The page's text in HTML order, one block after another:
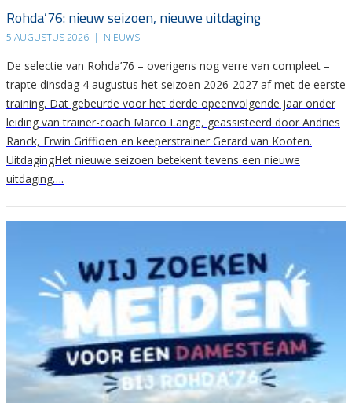
Rohda’76: nieuw seizoen, nieuwe uitdaging
5 AUGUSTUS 2026 | NIEUWS
De selectie van Rohda’76 – overigens nog verre van compleet –
trapte dinsdag 4 augustus het seizoen 2026-2027 af met de eerste
training. Dat gebeurde voor het derde opeenvolgende jaar onder
leiding van trainer-coach Marco Lange, geassisteerd door Andries
Ranck, Erwin Griffioen en keeperstrainer Gerard van Kooten.
UitdagingHet nieuwe seizoen betekent tevens een nieuwe
uitdaging….